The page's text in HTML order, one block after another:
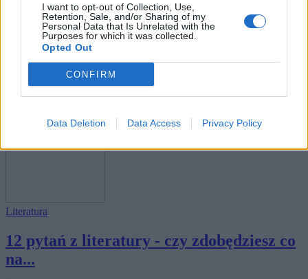
I want to opt-out of Collection, Use,
Retention, Sale, and/or Sharing of my
Personal Data that Is Unrelated with the
Purposes for which it was collected.
Opted Out
CONFIRM
Data Deletion Data Access Privacy Policy
Wiedza ogólna
Przeciętna osoba zdobywa 7 punktów, a
Literatura
12 pytań z literatury - czy zdobędziesz co
na...